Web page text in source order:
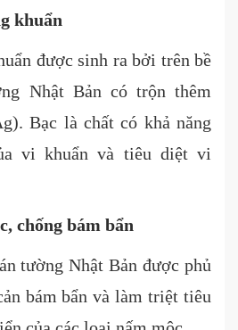
khuẩn
được sinh ra bởi trên bề
Nhật Bản có trộn thêm
Bạc là chất có khả năng
vi khuẩn và tiêu diệt vi
chống bám bẩn
tường Nhật Bản được phủ
bám bẩn và làm triệt tiêu